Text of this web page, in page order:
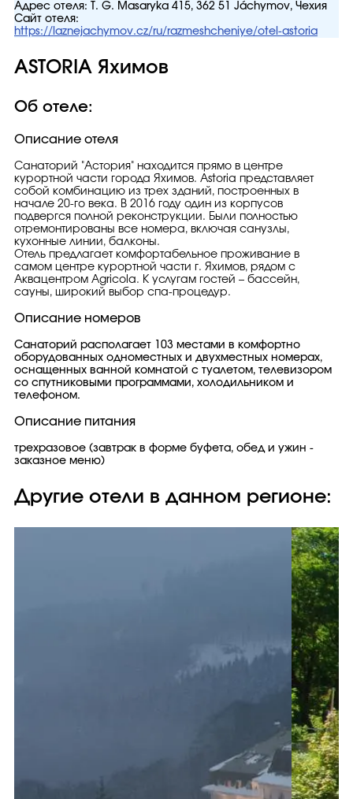
Адрес отеля:
T. G. Masaryka 415, 362 51 Jáchymov, Чехия
Сайт отеля:
https://laznejachymov.cz/ru/razmeshcheniye/otel-astoria
ASTORIA Яхимов
Об отеле:
Описание отеля
Санаторий "Астория" находится прямо в центре
курортной части города Яхимов. Astoria представляет
собой комбинацию из трех зданий, построенных в
начале 20-го века. В 2016 году один из корпусов
подвергся полной реконструкции. Были полностью
отремонтированы все номера, включая санузлы,
кухонные линии, балконы.
Отель предлагает комфортабельное проживание в
самом центре курортной части г. Яхимов, рядом с
Аквацентром Agricola. К услугам гостей – бассейн,
сауны, широкий выбор спа-процедур.
Описание номеров
Санаторий располагает 103 местами в комфортно
оборудованных одноместных и двухместных номерах,
оснащенных ванной комнатой с туалетом, телевизором
со спутниковыми программами, холодильником и
телефоном.
Описание питания
трехразовое (завтрак в форме буфета, обед и ужин -
заказное меню)
Другие отели в данном регионе: